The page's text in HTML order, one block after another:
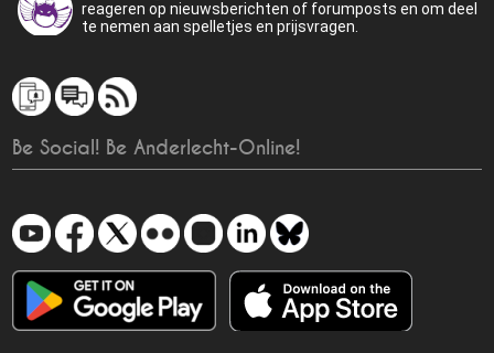
reageren op nieuwsberichten of forumposts en om deel
te nemen aan spelletjes en prijsvragen.
Be Social! Be Anderlecht-Online!